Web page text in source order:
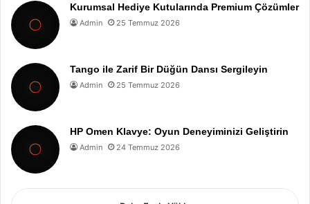
Kurumsal Hediye Kutularında Premium Çözümler
Admin 25 Temmuz 2026
Tango ile Zarif Bir Düğün Dansı Sergileyin
Admin 25 Temmuz 2026
HP Omen Klavye: Oyun Deneyiminizi Geliştirin
Admin 24 Temmuz 2026